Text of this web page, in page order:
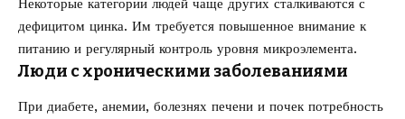
дефицитом цинка. Им требуется повышенное внимание к
питанию и регулярный контроль уровня микроэлемента.
Люди с хроническими заболеваниями
При диабете, анемии, болезнях печени и почек потребность